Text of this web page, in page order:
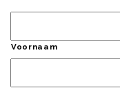
Voornaam